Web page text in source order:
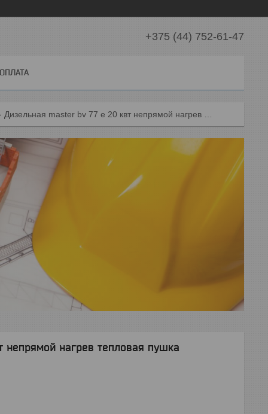
+375 (44) 752-61-47
нагрев тепловая пушка